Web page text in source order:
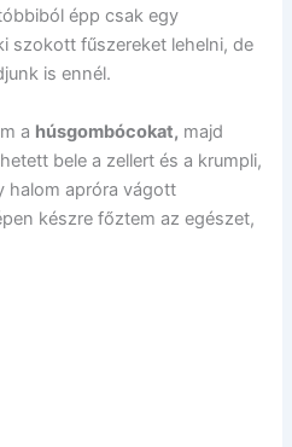
épp csak egy
szokott fűszereket lehelni, de
is ennél.
a húsgombócokat, majd
bele a zellert és a krumpli,
halom apróra vágott
készre főztem az egészet,